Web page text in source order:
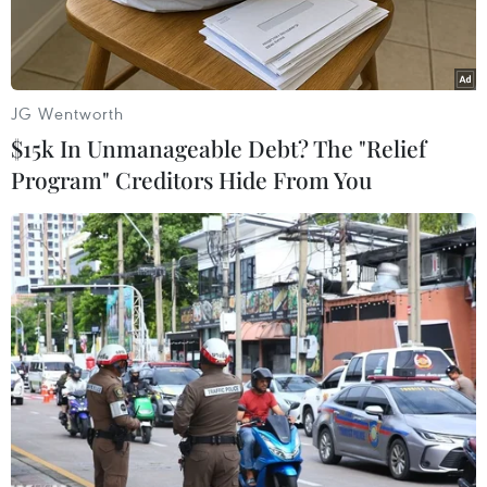
khu vực.
Người dân Lào đánh bắt cá trên sông Mekong. (Ảnh:
Vietnam+)
Cuộc tọa đàm công bố Báo cáo “Tăng cường
quản trị các dòng sông xuyên biên giới: Giải
quyết các thách thức ở lưu vực sông Mekong”
JG Wentworth
$15k In Unmanageable Debt? The "Relief
Program" Creditors Hide From You